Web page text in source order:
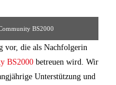
BS2000
vor, die als Nachfolgerin
BS2000 betreuen wird. Wir
Unterstützung und